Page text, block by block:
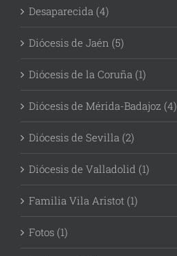
Desaparecida (4)
Diócesis de Jaén (5)
Diócesis de la Coruña (1)
Diócesis de Mérida-Badajoz (4)
Diócesis de Sevilla (2)
Diócesis de Valladolid (1)
Familia Vila Aristot (1)
Fotos (1)